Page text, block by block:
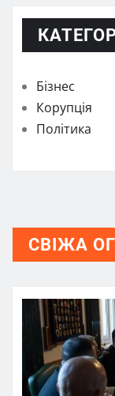
Бізнес
Корупція
Політика
СВІЖА